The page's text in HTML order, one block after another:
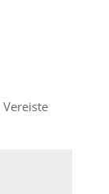
Vereiste